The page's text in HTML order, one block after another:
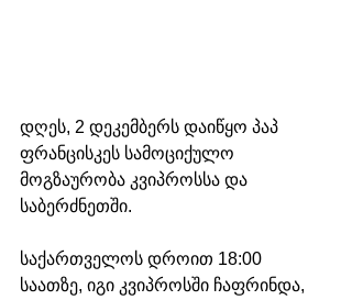
დღეს, 2 დეკემბერს დაიწყო პაპ
ფრანცისკეს სამოციქულო
მოგზაურობა კვიპროსსა და
საბერძნეთში.
საქართველოს დროით 18:00
საათზე, იგი კვიპროსში ჩაფრინდა,